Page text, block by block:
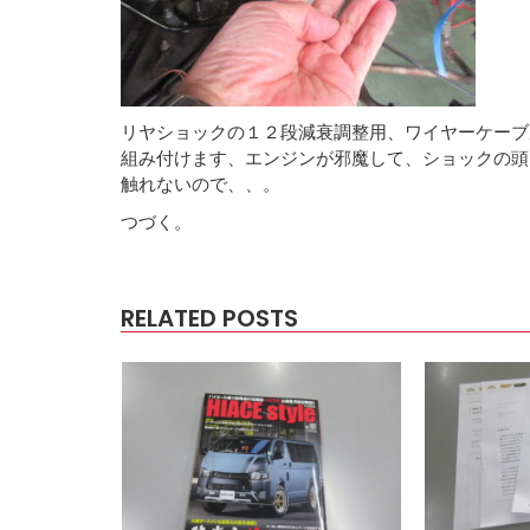
リヤショックの１２段減衰調整用、ワイヤーケー
組み付けます、エンジンが邪魔して、ショックの
触れないので、、。
つづく。
RELATED POSTS